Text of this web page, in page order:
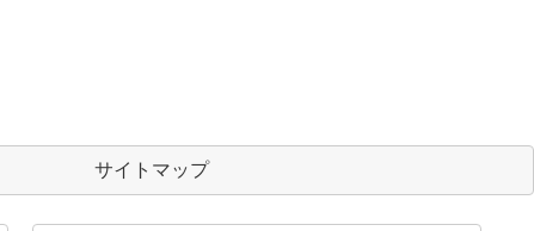
サイトマップ